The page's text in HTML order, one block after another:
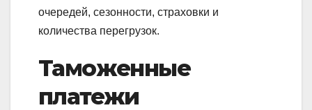
очередей, сезонности, страховки и
количества перегрузок.
Таможенные
платежи